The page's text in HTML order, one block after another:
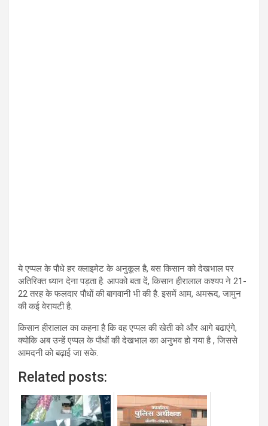
ये एप्पल के पौधे हर क्लाइमेट के अनुकूल है, बस किसान को देखभाल पर
अतिरिक्त ध्यान देना पड़ता है. आपको बता दें, किसान हीरालाल कश्यप ने 21-
22 तरह के फलदार पौधों की बागवानी भी की है. इसमें आम, अमरूद, जामुन
की कई वेरायटी है.
किसान हीरालाल का कहना है कि वह एप्पल की खेती को और आगे बढाएंगे,
क्योकि अब उन्हें एप्पल के पौधों की देखभाल का अनुभव हो गया है , जिससे
आमदनी को बढ़ाई जा सके.
Related posts: